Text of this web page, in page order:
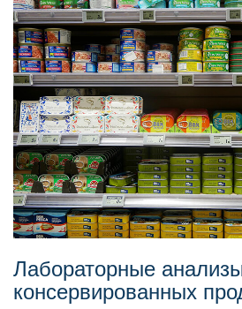
Лабораторные
консервированных